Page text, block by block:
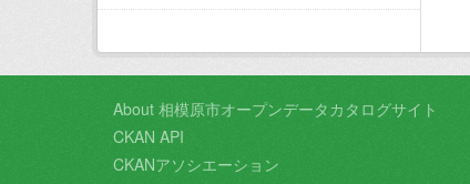
About 相模原市オープンデータカタログサイト
CKAN API
CKANアソシエーション